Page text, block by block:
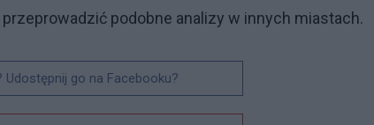
podobne analizy w innych miastach.
Udostępnij go na Facebooku?